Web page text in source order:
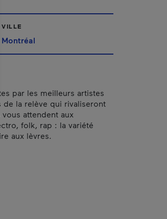
VILLE
Montréal
par les meilleurs artistes
la relève qui rivaliseront
attendent aux
folk, rap : la variété
aux lèvres.